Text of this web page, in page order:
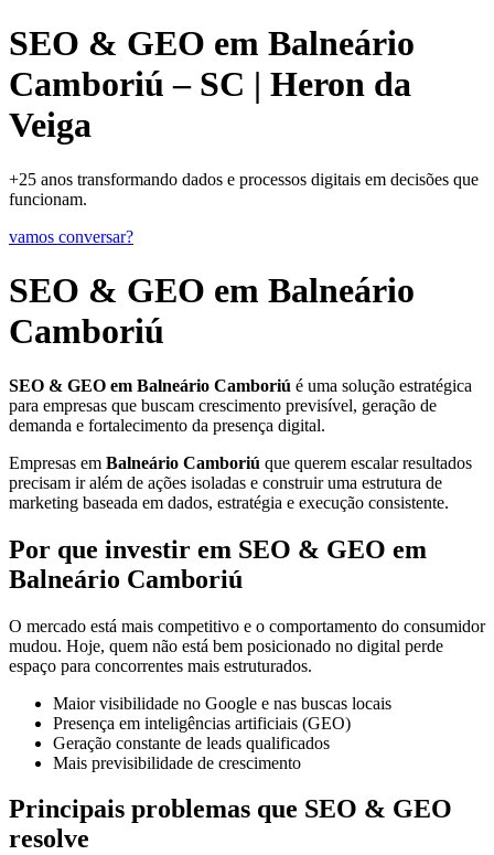
SEO & GEO em Balneário
Camboriú – SC | Heron da
Veiga
+25 anos transformando dados e processos digitais em decisões que
funcionam.
vamos conversar?
SEO & GEO em Balneário
Camboriú
SEO & GEO em Balneário Camboriú é uma solução estratégica
para empresas que buscam crescimento previsível, geração de
demanda e fortalecimento da presença digital.
Empresas em Balneário Camboriú que querem escalar resultados
precisam ir além de ações isoladas e construir uma estrutura de
marketing baseada em dados, estratégia e execução consistente.
Por que investir em SEO & GEO em
Balneário Camboriú
O mercado está mais competitivo e o comportamento do consumidor
mudou. Hoje, quem não está bem posicionado no digital perde
espaço para concorrentes mais estruturados.
Maior visibilidade no Google e nas buscas locais
Presença em inteligências artificiais (GEO)
Geração constante de leads qualificados
Mais previsibilidade de crescimento
Principais problemas que SEO & GEO
resolve